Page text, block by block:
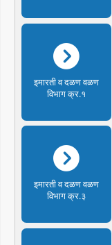
इमारती व दळण वळण
विभाग क्र.१
इमारती व दळण वळण
विभाग क्र.३